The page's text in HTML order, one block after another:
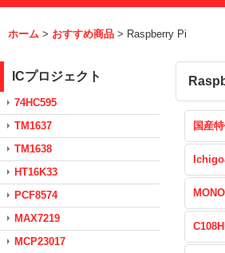
ホーム > おすすめ商品 > Raspberry Pi
ICプロジェクト
74HC595
TM1637
TM1638
HT16K33
PCF8574
MAX7219
MCP23017
国産